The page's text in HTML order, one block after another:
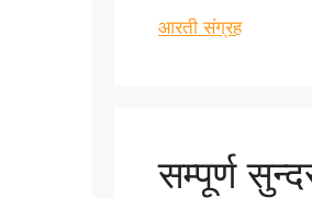
आरती संग्रह
सम्पूर्ण